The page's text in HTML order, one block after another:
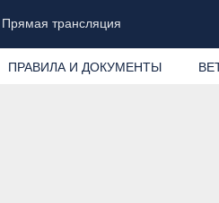
трансляция
ПРАВИЛА И ДОКУМЕНТЫ